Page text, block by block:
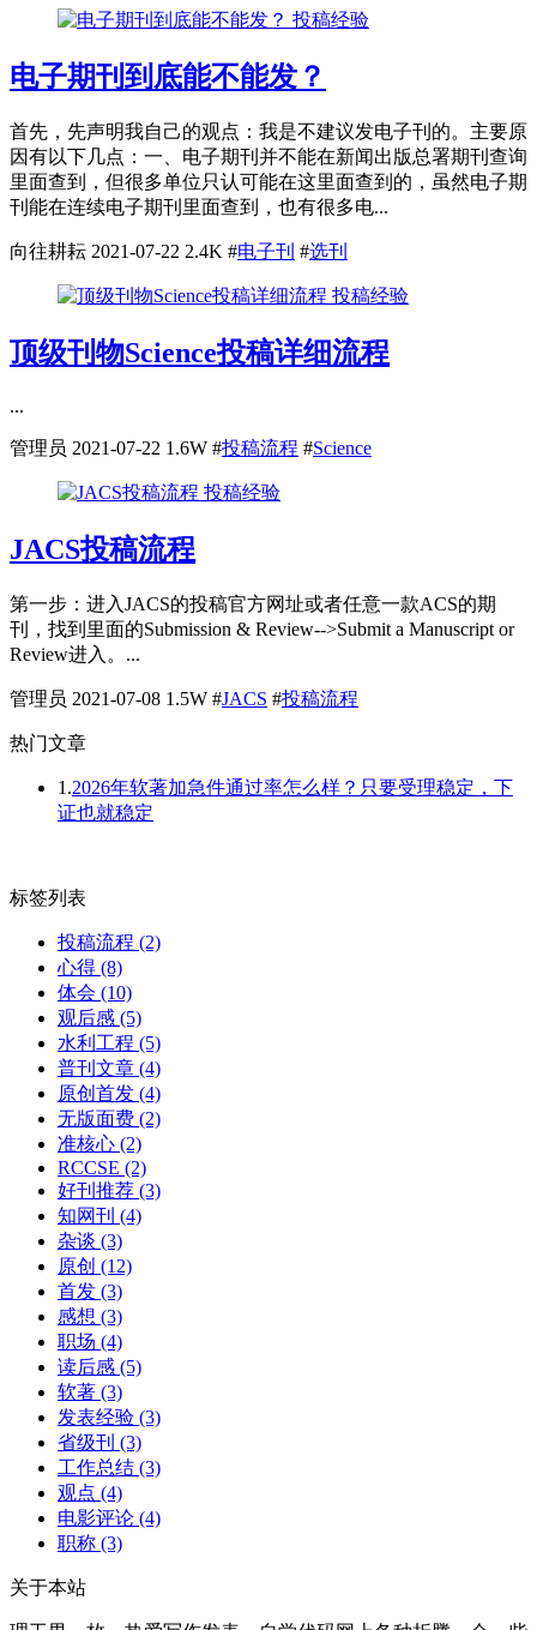
投稿经验
电子期刊到底能不能发？
首先，先声明我自己的观点：我是不建议发电子刊的。主要原
因有以下几点：一、电子期刊并不能在新闻出版总署期刊查询
里面查到，但很多单位只认可能在这里面查到的，虽然电子期
刊能在连续电子期刊里面查到，也有很多电...
向往耕耘 2021-07-22 2.4K #电子刊 #选刊
投稿经验
顶级刊物Science投稿详细流程
...
管理员 2021-07-22 1.6W #投稿流程 #Science
投稿经验
JACS投稿流程
第一步：进入JACS的投稿官方网址或者任意一款ACS的期
刊，找到里面的Submission & Review-->Submit a Manuscript or
Review进入。...
管理员 2021-07-08 1.5W #JACS #投稿流程
热门文章
1.2026年软著加急件通过率怎么样？只要受理稳定，下
证也就稳定
标签列表
投稿流程 (2)
心得 (8)
体会 (10)
观后感 (5)
水利工程 (5)
普刊文章 (4)
原创首发 (4)
无版面费 (2)
准核心 (2)
RCCSE (2)
好刊推荐 (3)
知网刊 (4)
杂谈 (3)
原创 (12)
首发 (3)
感想 (3)
职场 (4)
读后感 (5)
软著 (3)
发表经验 (3)
省级刊 (3)
工作总结 (3)
观点 (4)
电影评论 (4)
职称 (3)
关于本站